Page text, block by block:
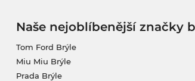
Naše nejoblíbenější značky
Tom Ford Brýle
Miu Miu Brýle
Prada Brýle